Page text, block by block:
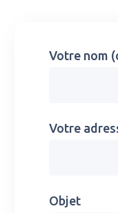
Votre nom
Votre
Objet